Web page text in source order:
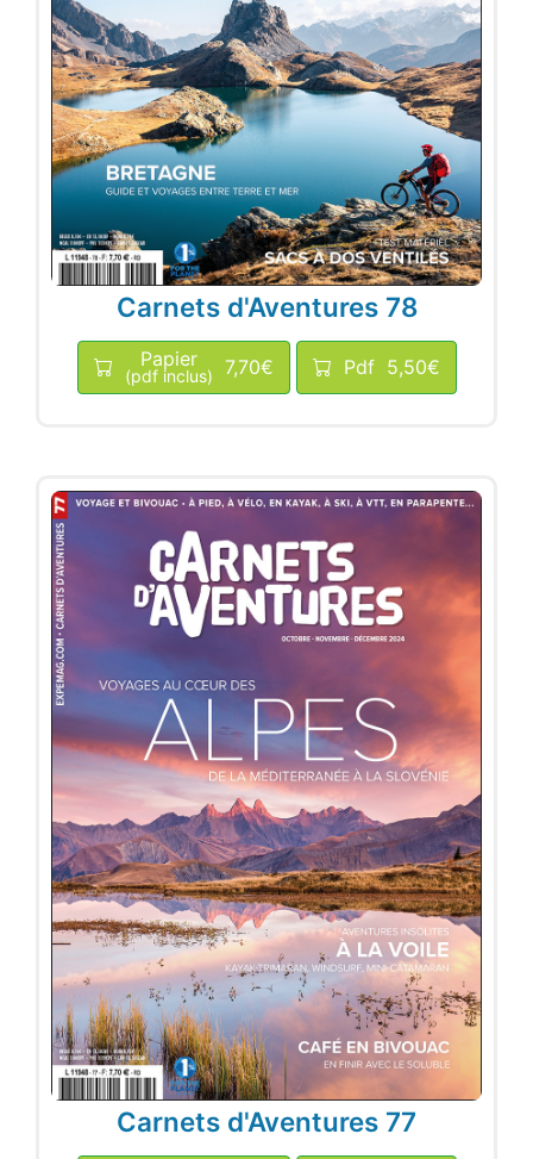
Carnets d'Aventures 78
Papier
(pdf inclus) 7,70€ Pdf 5,50€
Carnets d'Aventures 77